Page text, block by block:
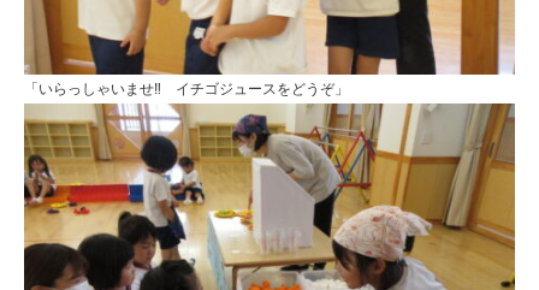
幼
保
連
携
型
認
定
「いらっしゃいませ‼ イチゴジュースをどうぞ」